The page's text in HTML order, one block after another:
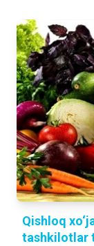
Qishloq
tashkilotlar